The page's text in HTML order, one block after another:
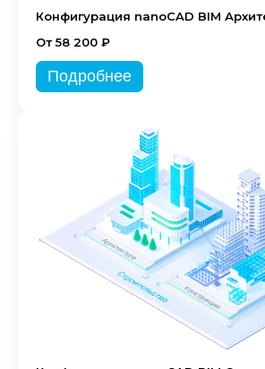
Конфигурация nanoCAD BIM
От 58 200 ₽
Подробнее